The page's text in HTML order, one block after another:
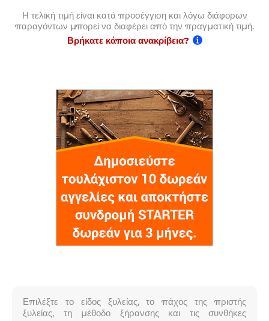
Επιλέξτε το είδος ξυλείας, το πάχος της πριστής
ξυλείας, τη μέθοδο ξήρανσης και τις συνθήκες
Η τελική τιμή είναι κατά προσέγγιση και λόγω διάφορων
παραγόντων μπορεί να διαφέρει από την πραγματική τιμή.
Βρήκατε κάποια ανακρίβεια?